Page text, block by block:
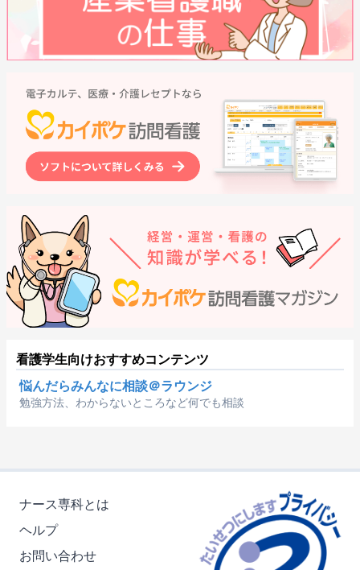
看護学生向けおすすめコンテンツ
悩んだらみんなに相談＠ラウンジ
勉強方法、わからないところなど何でも相談
ナース専科とは
ヘルプ
お問い合わせ